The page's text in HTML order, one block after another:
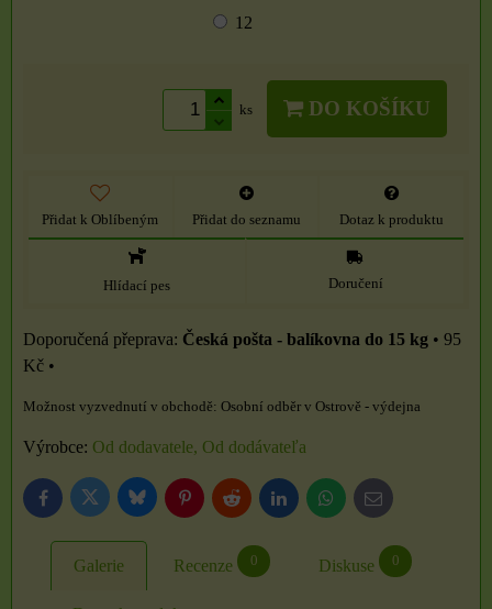
12
ks DO KOŠÍKU
Přidat k Oblíbeným Přidat do seznamu Dotaz k produktu
Hlídací pes Doručení
Česká pošta - balíkovna do 15 kg • 95
Kč •
Osobní odběr v Ostrově - výdejna
Výrobce: Od dodavatele, Od dodávateľa
FacebookTwitter BlueskyPinterestReddit LinkedInWhatsApp
E-
mail
Galerie Recenze 0 Diskuse 0